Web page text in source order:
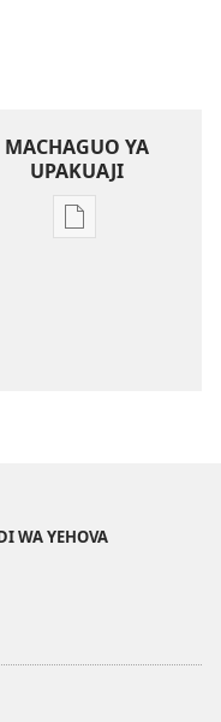
MACHAGUO YA
UPAKUAJI
Mbinu
Nidhamu?
WA YEHOVA